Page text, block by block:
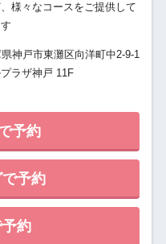
様々なコースをご提供して
神戸市東灘区向洋町中2-9-1
ラザ神戸 11F
予約
予約
約